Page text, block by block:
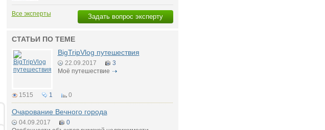
Задать вопрос эксперту
Все эксперты
СТАТЬИ ПО ТЕМЕ
BigTripVlog путешествия
22.09.2017
3
Моё путешествие
1515 1 0
Очарование Вечного города
04.09.2017
0